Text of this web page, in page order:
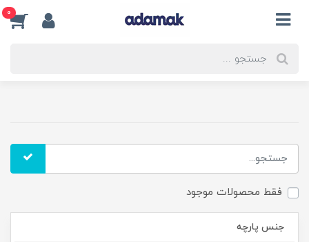
0
فقط محصولات موجود
جنس پارچه